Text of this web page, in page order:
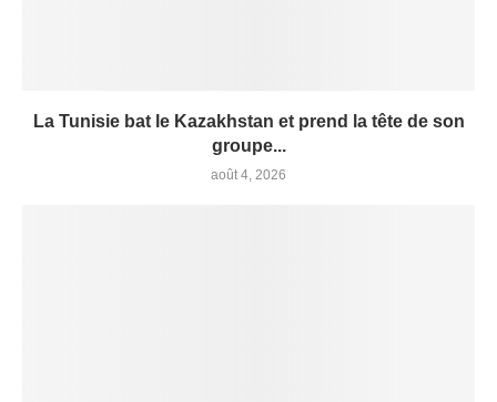
La Tunisie bat le Kazakhstan et prend la tête de son
groupe...
août 4, 2026